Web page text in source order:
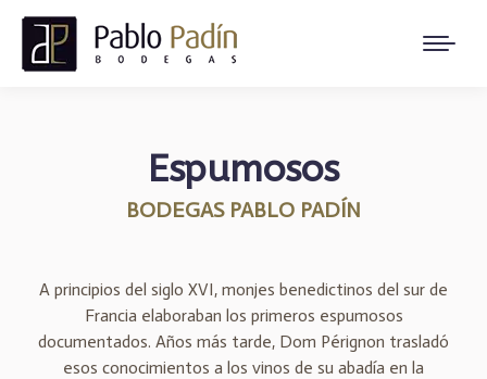
Espumosos
BODEGAS PABLO PADÍN
A principios del siglo XVI, monjes benedictinos del sur de
Francia elaboraban los primeros espumosos
documentados. Años más tarde, Dom Pérignon trasladó
esos conocimientos a los vinos de su abadía en la